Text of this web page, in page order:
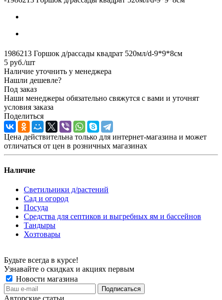
1986213 Горшок д/рассады квадрат 520мл/d-9*9*8см
5 руб./шт
Наличие уточнить у менеджера
Нашли дешевле?
Под заказ
Наши менеджеры обязательно свяжутся с вами и уточнят
условия заказа
Поделиться
Цена действительна только для интернет-магазина и может
отличаться от цен в розничных магазинах
Наличие
Светильники д/растений
Сад и огород
Посуда
Средства для септиков и выгребных ям и бассейнов
Тандыры
Хозтовары
Будьте всегда в курсе!
Узнавайте о скидках и акциях первым
Новости магазина